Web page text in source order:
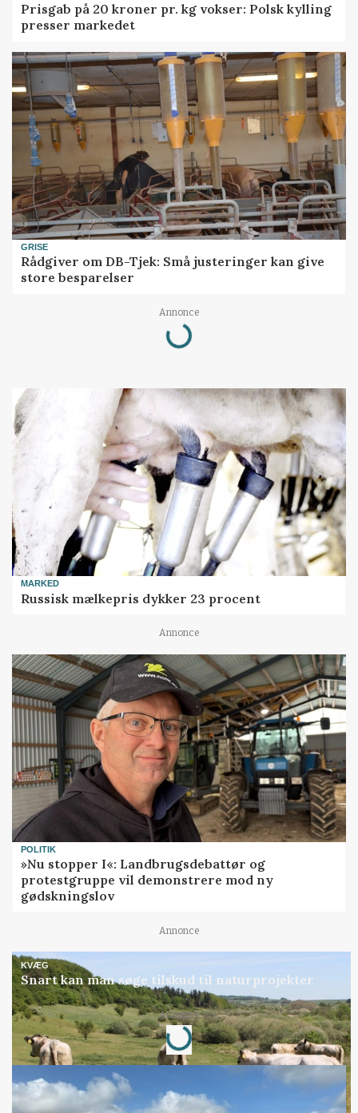
Prisgab på 20 kroner pr. kg vokser: Polsk kylling
presser markedet
GRISE
Rådgiver om DB-Tjek: Små justeringer kan give
store besparelser
Annonce
Loading...
MARKED
Russisk mælkepris dykker 23 procent
Annonce
POLITIK
»Nu stopper I«: Landbrugsdebattør og
protestgruppe vil demonstrere mod ny
gødskningslov
Annonce
KVÆG
Snart kan man søge tilskud til naturprojekter
Annonce
Loading...